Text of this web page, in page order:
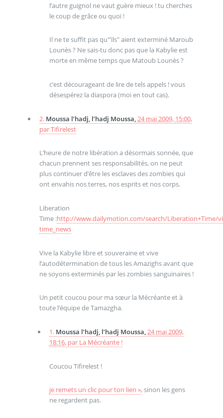
l’autre guignol ne vaut guère mieux ! tu cherches
le coup de grâce ou quoi !
Il ne te suffit pas qu"’ils" aient exterminé Maroub
Lounès ? Ne sais-tu donc pas que la Kabylie est
morte en même temps que Matoub Lounès ?
c’est décourageant de lire de tels appels ! vous
désespérez la diaspora (moi en tout cas).
2. Moussa l’hadj, l’hadj Moussa,24 mai 2009, 15:00,
parTifirelest
L’heure de notre libération a désormais sonnée, que
chacun prennent ses responsabilités, on ne peut
plus continuer d’être les esclaves des zombies qui
ont envahis nos terres, nos esprits et nos corps.
Liberation
Time :http://www.dailymotion.com/search/Liberation+Time/
time_news
Vive la Kabylie libre et souveraine et vive
l’autodétermination de tous les Amazighs avant que
ne soyons exterminés par les zombies sanguinaires !
Un petit coucou pour ma sœur la Mécréante et à
toute l’équipe de Tamazgha.
1. Moussa l’hadj, l’hadj Moussa,24 mai 2009,
18:16, par La Mécréante !
Coucou Tifirelest !
je remets un clic pour ton lien », sinon les gens
ne regardent pas.